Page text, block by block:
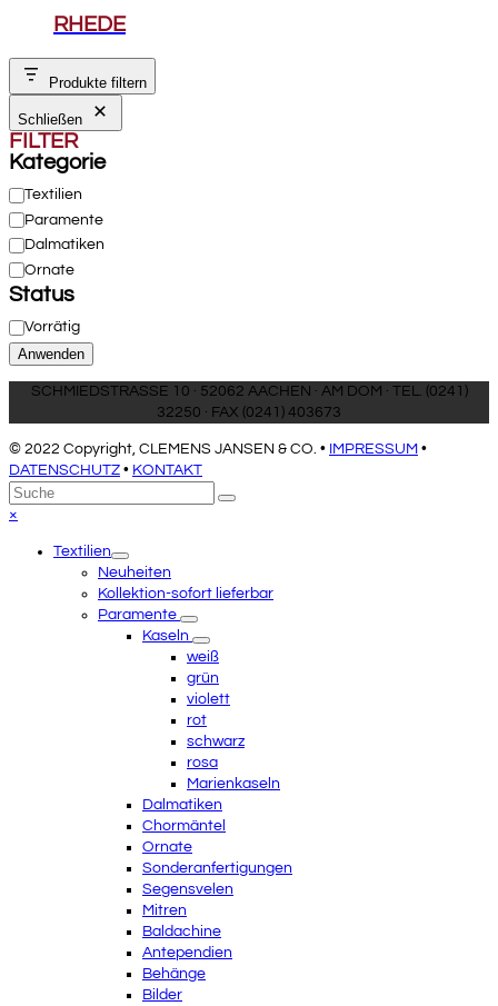
RHEDE
Produkte filtern
Schließen
FILTER
Kategorie
Kategorie
Textilien
Paramente
Dalmatiken
Ornate
Status
Verfügbarkeit
Vorrätig
Anwenden
SCHMIEDSTRASSE 10 · 52062 AACHEN · AM DOM · TEL. (0241)
32250 · FAX (0241) 403673
© 2022 Copyright, CLEMENS JANSEN & CO. • IMPRESSUM •
DATENSCHUTZ • KONTAKT
An
den
scrollen
Suche
Senden
×
menuTextilien
Neuheiten
Kollektion-sofort lieferbar
Paramente
Kaseln
weiß
grün
violett
rot
schwarz
rosa
Marienkaseln
Dalmatiken
Chormäntel
Ornate
Sonderanfertigungen
Segensvelen
Mitren
Baldachine
Antependien
Behänge
Bilder